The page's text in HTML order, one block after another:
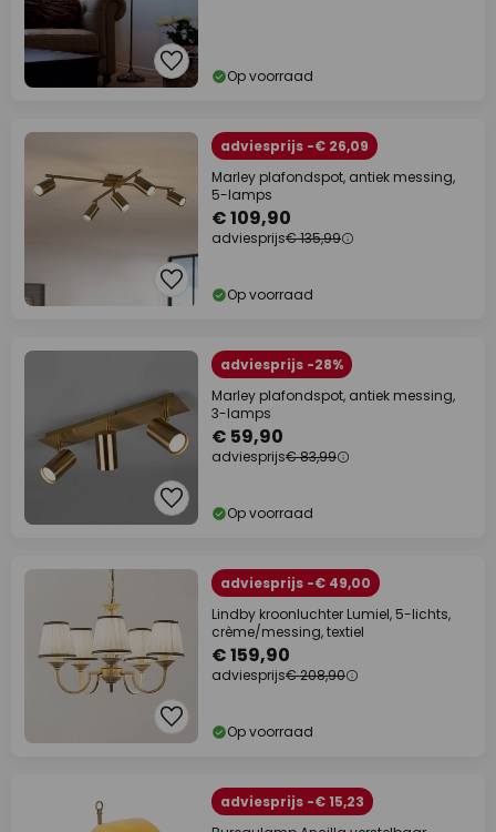
Op voorraad
adviesprijs -€ 26,09
Marley plafondspot, antiek messing,
5-lamps
€ 109,90
adviesprijs€ 135,99
Op voorraad
adviesprijs -28%
Marley plafondspot, antiek messing,
3-lamps
€ 59,90
adviesprijs€ 83,99
Op voorraad
adviesprijs -€ 49,00
Lindby kroonluchter Lumiel, 5-lichts,
crème/messing, textiel
€ 159,90
adviesprijs€ 208,90
Op voorraad
adviesprijs -€ 15,23